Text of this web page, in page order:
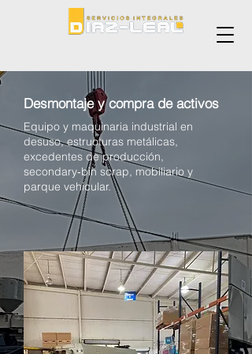
Desmontaje y compra de activos
Equipo y maquinaria industrial en
desuso, estructuras metálicas,
excedentes de producción,
secondary‑bin scrap, mobiliario y
parque vehicular.